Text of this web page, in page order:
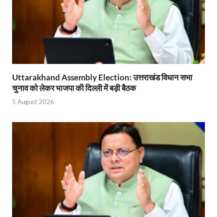
Gomati River: गोमती को स्वच्छ बनाने के लिए आज जुटेंगे
Railway Appointment Update: राजेश कुमार पांडे ने
Shri Krishna Jaman bhumi: श्रीकृष्ण जन्मभूमि के
India AI Impact Summit 2026: एमआईबी का पवेलियन
UP Budget 2026- 27: योगी सरकार का सेफ्टी,
Bullet Train Project: मुंबई-अहमदाबाद बुलेट ट्रेन
Vande Bharat Express Train: वंदे भारत जैसी सेमी-
UP Budget 2026: आवास एवं शहरी नियोजन के लिए
Guskhor Pandit: घूसखोर पंडत’ फिल्म के निर्देशक व
Uttarakhand Assembly Election: उत्तराखंड विधान सभा
चुनाव को लेकर भाजपा की दिल्ली में बड़ी बैठक
5 August 2026